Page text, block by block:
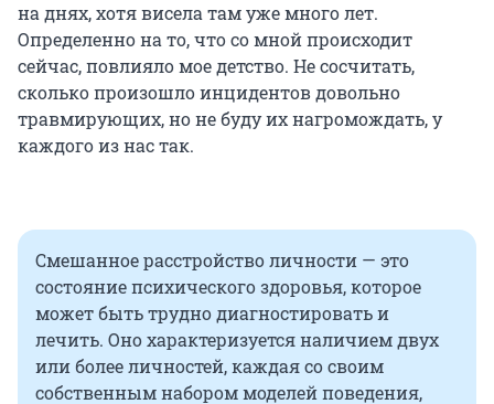
на днях, хотя висела там уже много лет.
Определенно на то, что со мной происходит
сейчас, повлияло мое детство. Не сосчитать,
сколько произошло инцидентов довольно
травмирующих, но не буду их нагромождать, у
каждого из нас так.
Смешанное расстройство личности — это
состояние психического здоровья, которое
может быть трудно диагностировать и
лечить. Оно характеризуется наличием двух
или более личностей, каждая со своим
собственным набором моделей поведения,